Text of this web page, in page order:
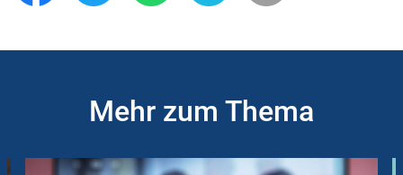
Mehr zum Thema
Instructions